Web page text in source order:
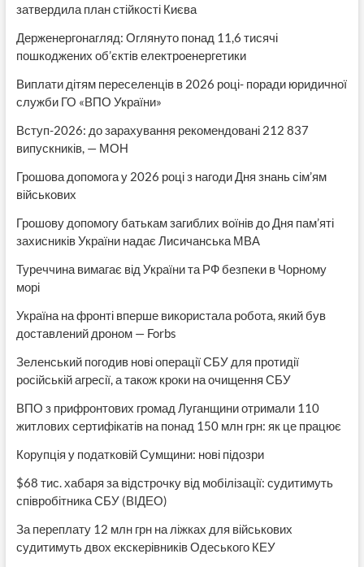
затвердила план стійкості Києва
Держенергонагляд: Оглянуто понад 11,6 тисячі
пошкоджених об’єктів електроенергетики
Виплати дітям переселенців в 2026 році- поради юридичної
служби ГО «ВПО України»
Вступ-2026: до зарахування рекомендовані 212 837
випускників, — МОН
Грошова допомога у 2026 році з нагоди Дня знань сім’ям
військових
Грошову допомогу батькам загиблих воїнів до Дня пам’яті
захисників України надає Лисичанська МВА
Туреччина вимагає від України та РФ безпеки в Чорному
морі
Україна на фронті вперше використала робота, який був
доставлений дроном — Forbs
Зеленський погодив нові операції СБУ для протидії
російській агресії, а також кроки на очищення СБУ
ВПО з прифронтових громад Луганщини отримали 110
житлових сертифікатів на понад 150 млн грн: як це працює
Корупція у податковій Сумщини: нові підозри
$68 тис. хабаря за відстрочку від мобілізації: судитимуть
співробітника СБУ (ВІДЕО)
За переплату 12 млн грн на ліжках для військових
судитимуть двох екскерівників Одеського КЕУ